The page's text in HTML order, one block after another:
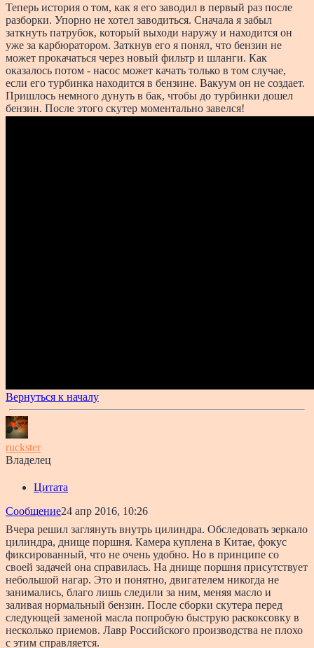
Теперь история о том, как я его заводил в первый раз после
разборки. Упорно не хотел заводиться. Сначала я забыл
заткнуть патрубок, который выходи наружу и находится он
уже за карбюратором. Заткнув его я понял, что бензин не
может прокачаться через новый фильтр и шланги. Как
оказалось потом - насос может качать только в том случае,
если его турбинка находится в бензине. Вакуум он не создает.
Пришлось немного дунуть в бак, чтобы до турбинки дошел
бензин. После этого скутер моментально завелся!
Вернуться к началу
ruckster
Владелец
Цитата
Сообщение24 апр 2016, 10:26
Вчера решил заглянуть внутрь цилиндра. Обследовать зеркало
цилиндра, днище поршня. Камера куплена в Китае, фокус
фиксированный, что не очень удобно. Но в принципе со
своей задачей она справилась. На днище поршня присутствует
небольшой нагар. Это и понятно, двигателем никогда не
занимались, благо лишь следили за ним, меняя масло и
заливая нормальный бензин. После сборки скутера перед
следующей заменой масла попробую быструю раскоксовку в
несколько приемов. Лавр Российского производства не плохо
с этим справляется.